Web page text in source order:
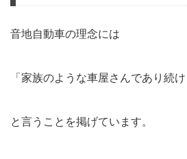
音地自動車の理念には
「家族のような車屋さんであり続け
と言うことを掲げています。